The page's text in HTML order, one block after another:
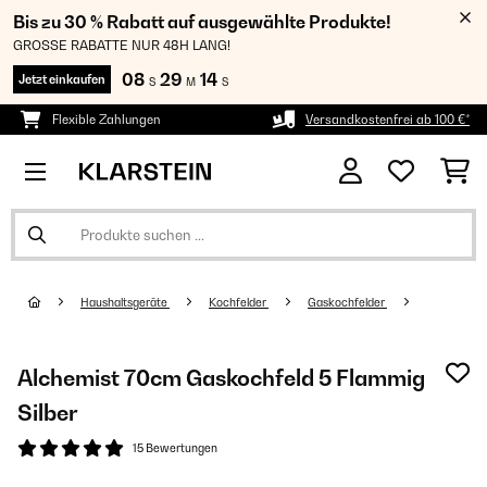
Bis zu 30 % Rabatt auf ausgewählte Produkte!
GROSSE RABATTE NUR 48H LANG!
Jetzt einkaufen 08 S 29 M 14 S
Flexible Zahlungen Versandkostenfrei ab 100 €*
Haushaltsgeräte Kochfelder Gaskochfelder
Alchemist 70cm Gaskochfeld 5 Flammig
Silber
15 Bewertungen